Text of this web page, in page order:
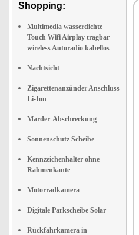
Shopping:
Multimedia wasserdichte
Touch Wifi Airplay tragbar
wireless Autoradio kabellos
Nachtsicht
Zigarettenanzünder Anschluss
Li-Ion
Marder-Abschreckung
Sonnenschutz Scheibe
Kennzeichenhalter ohne
Rahmenkante
Motorradkamera
Digitale Parkscheibe Solar
Rückfahrkamera in